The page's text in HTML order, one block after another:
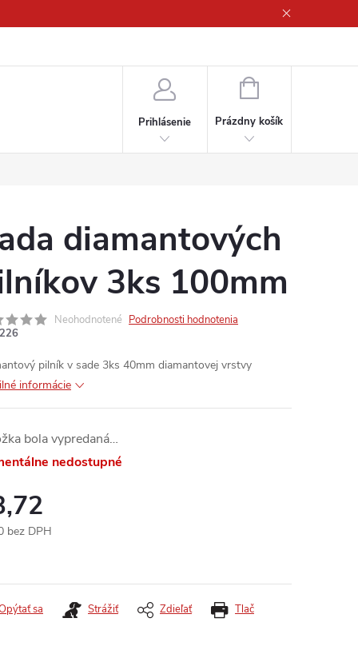
Prihlásenie
NÁKUPNÝ
Prázdny košík
diamantových
3ks 100mm
Neohodnotené Podrobnosti hodnotenia
226
pilník v sade 3ks 40mm diamantovej vrstvy
informácie
bola vypredaná…
nedostupné
bez DPH
Tlač
sa Strážiť Zdieľať